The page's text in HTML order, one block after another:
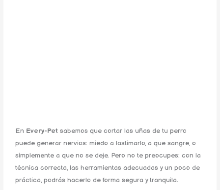
En Every-Pet sabemos que cortar las uñas de tu perro
puede generar nervios: miedo a lastimarlo, a que sangre, o
simplemente a que no se deje. Pero no te preocupes: con la
técnica correcta, las herramientas adecuadas y un poco de
práctica, podrás hacerlo de forma segura y tranquila.